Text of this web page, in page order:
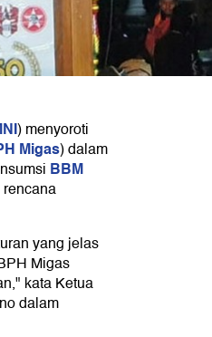
) menyoroti
Migas) dalam
BBM
yang jelas
Migas
kata Ketua
dalam